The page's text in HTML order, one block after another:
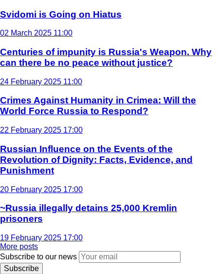
Svidomi is Going on Hiatus
02 March 2025 11:00
Centuries of impunity is Russia's Weapon. Why
can there be no peace without justice?
24 February 2025 11:00
Crimes Against Humanity in Crimea: Will the
World Force Russia to Respond?
22 February 2025 17:00
Russian Influence on the Events of the
Revolution of Dignity: Facts, Evidence, and
Punishment
20 February 2025 17:00
~Russia illegally detains 25,000 Kremlin
prisoners
19 February 2025 17:00
More posts
Subscribe to our news
Subscribe